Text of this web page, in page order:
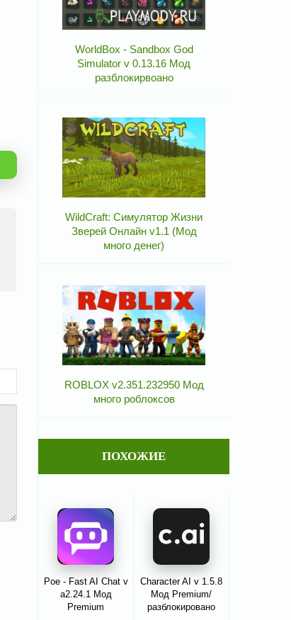
WorldBox - Sandbox God
Simulator v 0.13.16 Мод
разблокирвоано
WildCraft: Симулятор Жизни
Зверей Онлайн v1.1 (Мод
много денег)
ROBLOX v2.351.232950 Мод
много роблоксов
ПОХОЖИЕ
Poe - Fast AI Chat v
a2.24.1 Мод
Premium
Character AI v 1.5.8
Мод Premium/
разблокировано